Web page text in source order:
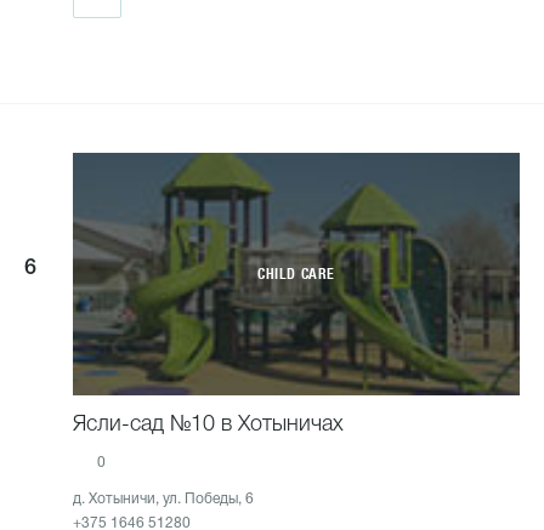
6 CHILD CARE
Ясли-сад №10 в Хотыничах
0
д. Хотыничи, ул. Победы, 6
+375 1646 51280